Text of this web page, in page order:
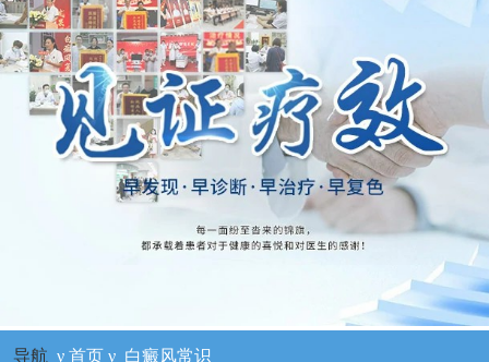
导航 ν 首页ν 白癜风常识